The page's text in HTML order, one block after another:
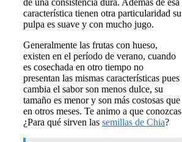
característica tienen otra particularidad su
pulpa es suave y con mucho jugo.
Generalmente las frutas con hueso,
existen en el período de verano, cuando
es cosechada en otro tiempo no
presentan las mismas características pues
cambia el sabor son menos dulce, su
tamaño es menor y son más costosas que
en otros meses. Te animo a que conozcas
¿Para qué sirven las semillas de Chia?